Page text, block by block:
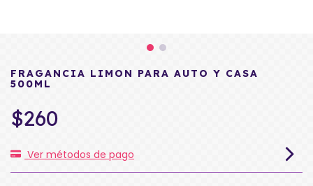
FRAGANCIA LIMON PARA AUTO Y CASA
500ML
$260
Ver métodos de pago